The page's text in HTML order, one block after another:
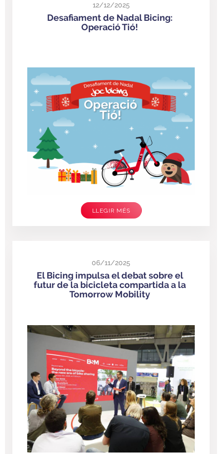
12/12/2025
Desafiament de Nadal Bicing:
Operació Tió!
LLEGIR MÉS
06/11/2025
El Bicing impulsa el debat sobre el
futur de la bicicleta compartida a la
Tomorrow Mobility